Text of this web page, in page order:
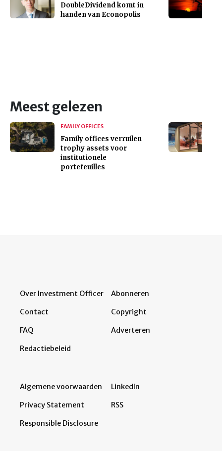
DoubleDividend komt in
handen van Econopolis
Meest gelezen
FAMILY OFFICES
Family offices verruilen
trophy assets voor
institutionele
portefeuilles
Over Investment Officer
Contact
FAQ
Redactiebeleid
Abonneren
Copyright
Adverteren
Algemene voorwaarden
Privacy Statement
Responsible Disclosure
LinkedIn
RSS